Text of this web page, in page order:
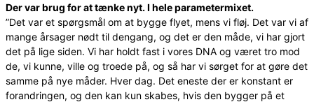
Der var brug for at tænke nyt. I hele parametermixet.
”Det var et spørgsmål om at bygge flyet, mens vi fløj. Det var vi af
mange årsager nødt til dengang, og det er den måde, vi har gjort
det på lige siden. Vi har holdt fast i vores DNA og været tro mod
de, vi kunne, ville og troede på, og så har vi sørget for at gøre det
samme på nye måder. Hver dag. Det eneste der er konstant er
forandringen, og den kan kun skabes, hvis den bygger på et